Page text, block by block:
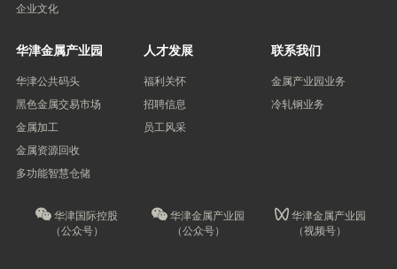
企业文化
华津金属产业园
华津公共码头
黑色金属交易市场
金属加工
金属资源回收
多功能智慧仓储
人才发展
福利关怀
招聘信息
员工风采
联系我们
金属产业园业务
冷轧钢业务
华津国际控股
（公众号）
华津金属产业园
（公众号）
华津金属产业园
（视频号）